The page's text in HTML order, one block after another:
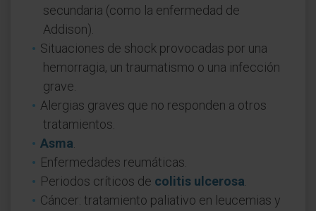
secundaria (como la enfermedad de
Addison).
Situaciones de shock provocadas por una
hemorragia, un traumatismo o una infección
grave.
Alergias graves que no responden a otros
tratamientos.
Asma
Enfermedades reumáticas.
Periodos críticos de colitis ulcerosa
Cáncer: tratamiento paliativo en leucemias y